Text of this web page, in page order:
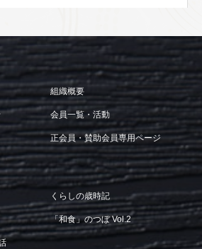
組織概要
会員一覧・活動
正会員・賛助会員専用ページ
くらしの歳時記
「和食」のつぼ Vol.2